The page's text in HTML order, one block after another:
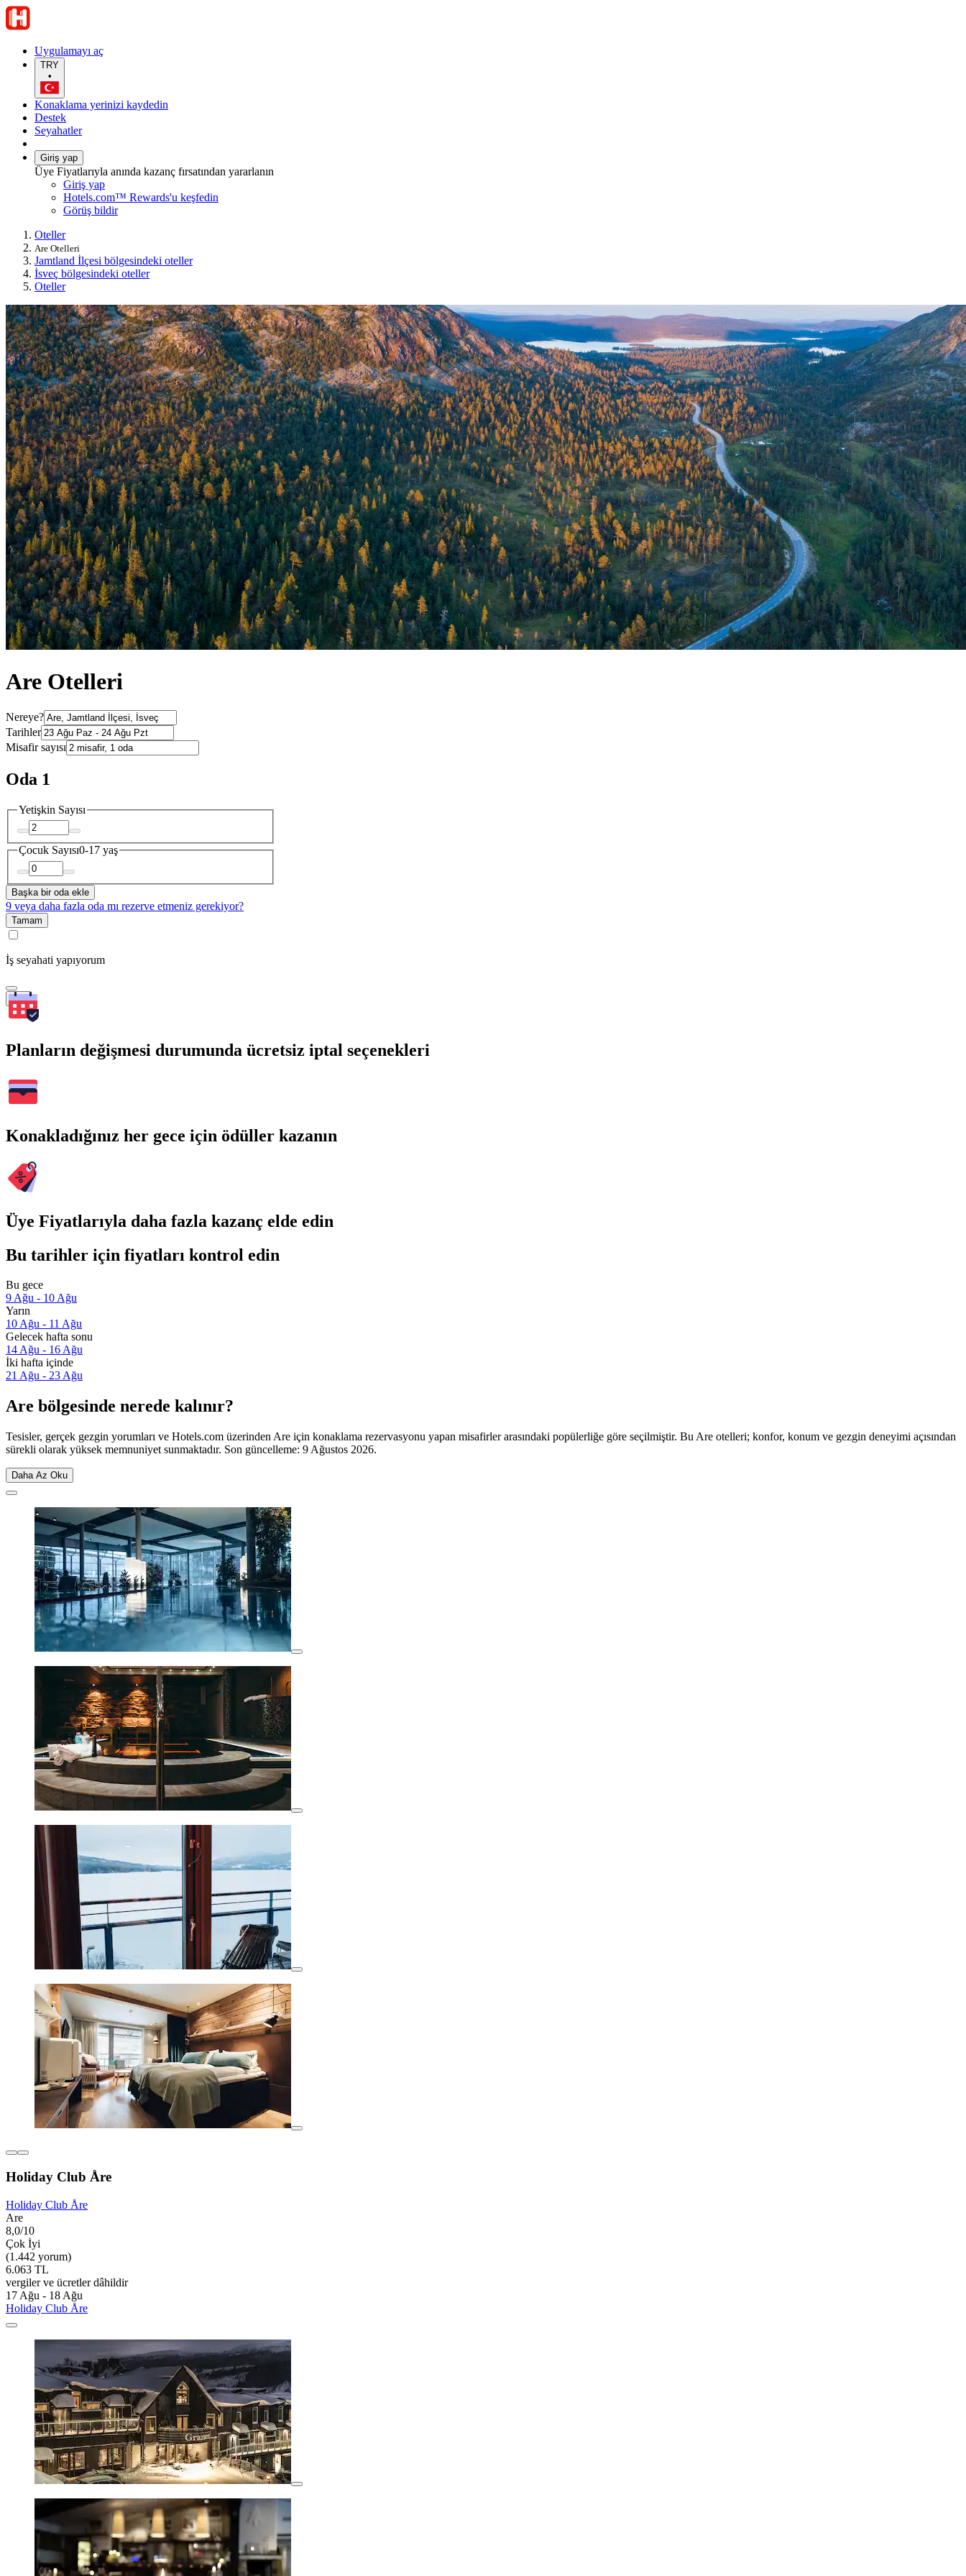
Uygulamayı aç
TRY
•
Konaklama yerinizi kaydedin
Destek
Seyahatler
Giriş yap
Üye Fiyatlarıyla anında kazanç fırsatından yararlanın
Giriş yap
Hotels.com™ Rewards'u keşfedin
Görüş bildir
Oteller
Are Otelleri
Jamtland İlçesi bölgesindeki oteller
İsveç bölgesindeki oteller
Oteller
Are Otelleri
Nereye?
Tarihler
Misafir sayısı
Oda 1
Yetişkin Sayısı
Çocuk Sayısı0-17 yaş
Başka bir oda ekle
9 veya daha fazla oda mı rezerve etmeniz gerekiyor?
Tamam
İş seyahati yapıyorum
Ara
Planların değişmesi durumunda ücretsiz iptal seçenekleri
Konakladığınız her gece için ödüller kazanın
Üye Fiyatlarıyla daha fazla kazanç elde edin
Bu tarihler için fiyatları kontrol edin
Bu gece
9 Ağu - 10 Ağu
Yarın
10 Ağu - 11 Ağu
Gelecek hafta sonu
14 Ağu - 16 Ağu
İki hafta içinde
21 Ağu - 23 Ağu
Are bölgesinde nerede kalınır?
Tesisler, gerçek gezgin yorumları ve Hotels.com üzerinden Are için konaklama rezervasyonu yapan misafirler arasındaki popülerliğe göre seçilmiştir. Bu Are otelleri; konfor, konum ve gezgin deneyimi açısından
sürekli olarak yüksek memnuniyet sunmaktadır. Son güncelleme: 9 Ağustos 2026.
Daha Az Oku
Holiday Club Åre
Holiday Club Åre
Are
8,0/10
Çok İyi
(1.442 yorum)
6.063 TL
vergiler ve ücretler dâhildir
17 Ağu - 18 Ağu
Holiday Club Åre